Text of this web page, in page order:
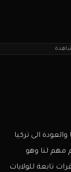
الى تركيا
مهم لنا وهو
واستهدف مقرات تابعة للولايات